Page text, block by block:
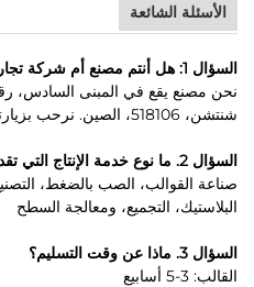
الأسئلة الشائعة
السؤال 1: هل أنتم مصنع أم شركة تجارية
شنتشن، 518106، الصين. نرحب بزيارتكم لمصنعنا
السؤال 2. ما نوع خدمة الإنتاج التي تقدمها
البلاستيك، التجميع، ومعالجة السطح
السؤال 3. ماذا عن وقت التسليم؟
القالب: 3-5 أسابيع